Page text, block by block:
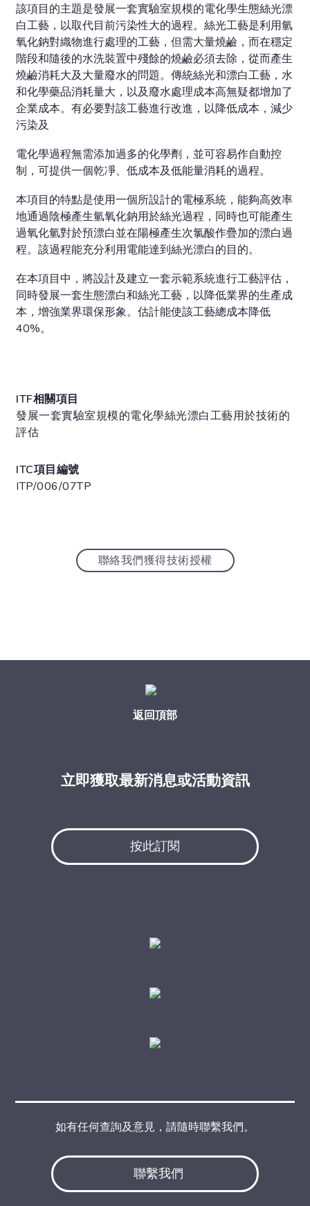
該項目的主題是發展一套實驗室規模的電化學生態絲光漂
白工藝，以取代目前污染性大的過程。絲光工藝是利用氫
氧化鈉對織物進行處理的工藝，但需大量燒鹼，而在穩定
階段和隨後的水洗裝置中殘餘的燒鹼必須去除，從而產生
燒鹼消耗大及大量廢水的問題。傳統絲光和漂白工藝，水
和化學藥品消耗量大，以及廢水處理成本高無疑都增加了
企業成本。有必要對該工藝進行改進，以降低成本，減少
污染及
電化學過程無需添加過多的化學劑，並可容易作自動控
制，可提供一個乾凈、低成本及低能量消耗的過程。
本項目的特點是使用一個所設計的電極系統，能夠高效率
地通過陰極產生氫氧化鈉用於絲光過程，同時也可能產生
過氧化氫對於預漂白並在陽極產生次氯酸作疊加的漂白過
程。該過程能充分利用電能達到絲光漂白的目的。
在本項目中，將設計及建立一套示範系統進行工藝評估，
同時發展一套生態漂白和絲光工藝，以降低業界的生產成
本，增強業界環保形象。估計能使該工藝總成本降低
40%。
ITF相關項目
發展一套實驗室規模的電化學絲光漂白工藝用於技術的
評估
ITC項目編號
ITP/006/07TP
聯絡我們獲得技術授權
返回頂部
立即獲取最新消息或活動資訊
按此訂閱
聯繫我們
如有任何查詢及意見，請隨時聯繫我們。